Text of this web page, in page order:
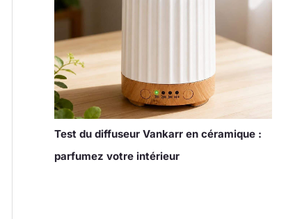
Test du diffuseur Vankarr en céramique :
parfumez votre intérieur